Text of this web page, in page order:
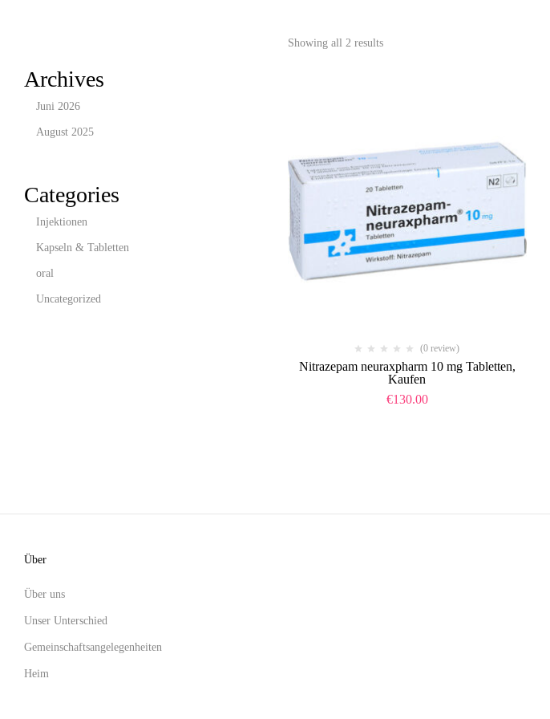
Archives
Juni 2026
August 2025
Categories
Injektionen
Kapseln & Tabletten
oral
Uncategorized
Showing all 2 results
(0 review)
Nitrazepam neuraxpharm 10 mg Tabletten,
Kaufen
€130.00
Über
Über uns
Unser Unterschied
Gemeinschaftsangelegenheiten
Heim